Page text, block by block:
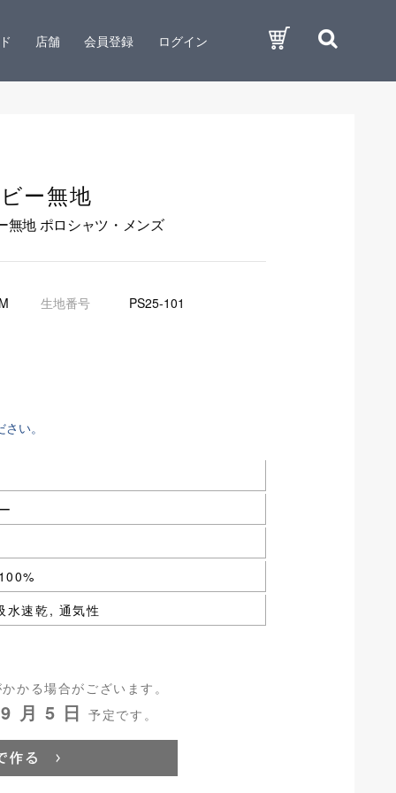
店舗 会員登録 ログイン
ー無地
無地 ポロシャツ・メンズ
生地番号 PS25-101
い。
水速乾, 通気性
かる場合がございます。
月 5 日予定です。